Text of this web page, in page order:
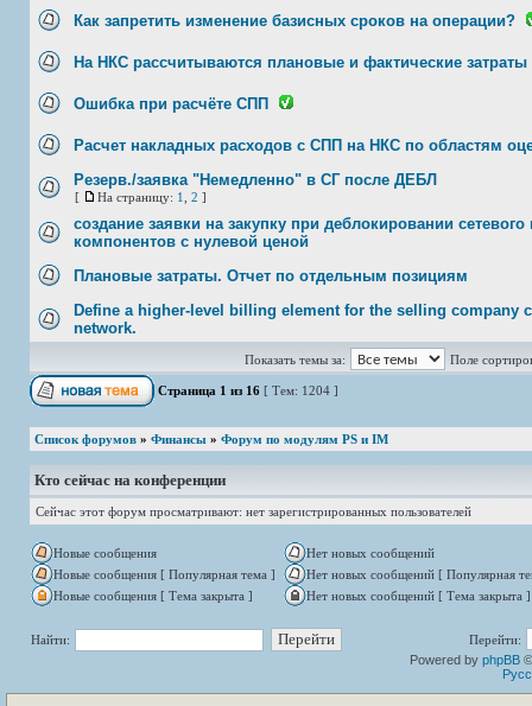
Как запретить изменение базисных сроков на операции?
На НКС рассчитываются плановые и фактические затраты
Ошибка при расчёте СПП
Расчет накладных расходов с СПП на НКС по областям
Резерв./заявка "Немедленно" в СГ после ДЕБЛ
[ На страницу: 1 2 ]
создание заявки на закупку при деблокировании сетевого
компонентов с нулевой ценой
Плановые затраты. Отчет по отдельным позициям
Define a higher-level billing element for the selling company
network.
Показать темы за: Поле
Страница 1 из 16 [ Тем: 1204 ]
Список форумов » Финансы » Форум по модулям PS и IM
Кто сейчас на конференции
Сейчас этот форум просматривают: нет зарегистрированных пользователей
Новые сообщения
Нет новых сообщений
Новые сообщения [ Популярная тема ]
Нет новых сообщений [ Популярная
Новые сообщения [ Тема закрыта ]
Нет новых сообщений [ Тема закрыта ]
Найти:
Перейти:
Powered by phpBB